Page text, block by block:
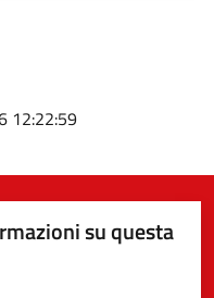
12:22:59
su questa